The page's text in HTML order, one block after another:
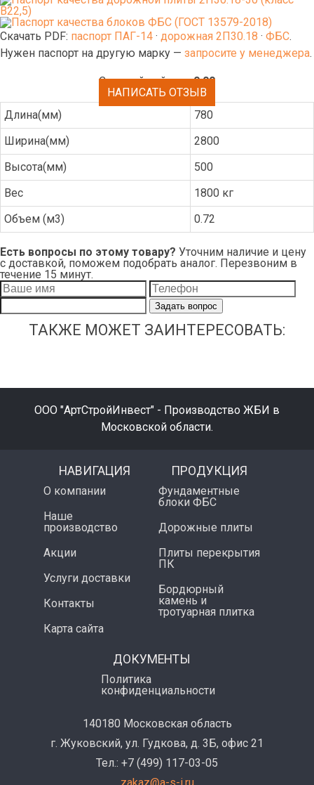
Скачать PDF: паспорт ПАГ-14 · дорожная 2П30.18 · ФБС.
Нужен паспорт на другую марку — запросите у менеджера.
Средний рейтинг:0.00
НАПИСАТЬ ОТЗЫВ
Длина(мм)
780
Ширина(мм)
2800
Высота(мм)
500
Вес
1800 кг
Объем (м3)
0.72
Есть вопросы по этому товару? Уточним наличие и цену
с доставкой, поможем подобрать аналог. Перезвоним в
течение 15 минут.
Задать вопрос
ТАКЖЕ МОЖЕТ ЗАИНТЕРЕСОВАТЬ:
ООО "АртСтройИнвест" - Производство ЖБИ в
Московской области.
НАВИГАЦИЯ
О компании
Наше
производство
Акции
Услуги доставки
Контакты
Карта сайта
ПРОДУКЦИЯ
Фундаментные
блоки ФБС
Дорожные плиты
Плиты перекрытия
ПК
Бордюрный
камень и
тротуарная плитка
ДОКУМЕНТЫ
Политика
конфиденциальности
140180 Московская область
г. Жуковский, ул. Гудкова, д. 3Б, офис 21
Тел.: +7 (499) 117-03-05
zakaz@a-s-i.ru